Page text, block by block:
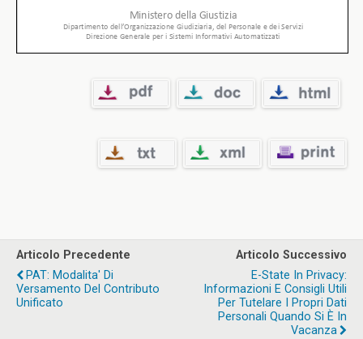
Articolo Precedente
PAT: Modalita' Di
Versamento Del Contributo
Unificato
Articolo Successivo
E-State In Privacy:
Informazioni E Consigli Utili
Per Tutelare I Propri Dati
Personali Quando Si È In
Vacanza